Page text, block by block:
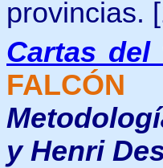
provincias.
Cartas del
FALCÓN
y Henri